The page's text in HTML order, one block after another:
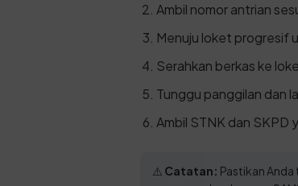
Ambil nomor antrian
Menuju loket progresif
Serahkan berkas ke
Tunggu panggilan dan
Ambil STNK dan SKPD
⚠️ Catatan: Pastikan